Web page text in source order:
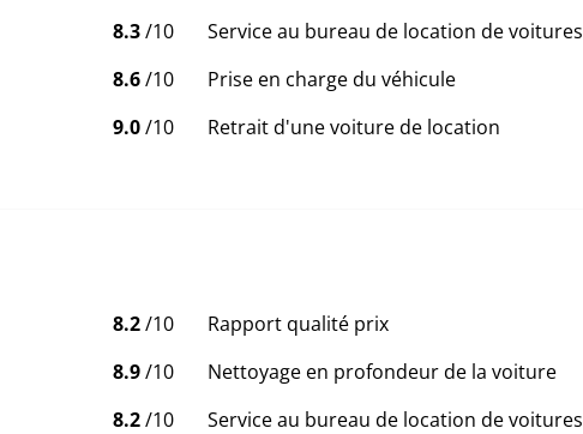
8.3/10
Service au bureau de location de voitures
8.6/10
Prise en charge du véhicule
9.0/10 Retrait d'une voiture de location
8.2/10
Rapport qualité prix
8.9/10
Nettoyage en profondeur de la voiture
8.2/10
Service au bureau de location de voitures